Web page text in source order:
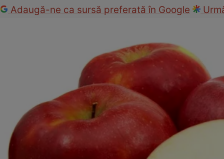
Adaugă-ne ca sursă preferată în Google